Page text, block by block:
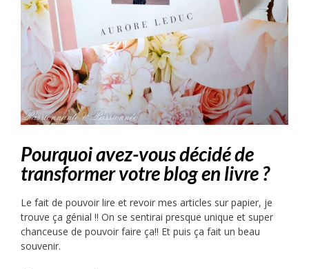
Pourquoi avez-vous décidé de
transformer votre blog en livre ?
Le fait de pouvoir lire et revoir mes articles sur papier, je
trouve ça génial !! On se sentirai presque unique et super
chanceuse de pouvoir faire ça!! Et puis ça fait un beau
souvenir.